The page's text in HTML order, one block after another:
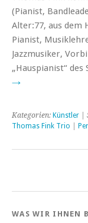
(Pianist,
Alter:77, aus dem
Pianist,
Jazzmusiker,
„Hauspianist“
→
Kategorien: Künstler |
Thomas Fink Trio
WAS WIR IHNEN